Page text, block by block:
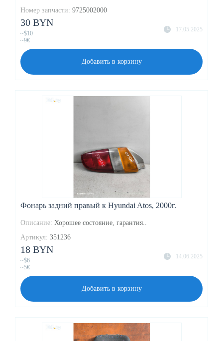
Номер запчасти: 9725002000
17.05.2025
30 BYN
~$10
~9€
Добавить в корзину
Фонарь задний правый к Hyundai Atos, 2000г.
Описание: Хорошее состояние, гарантия..
Артикул: 351236
14.06.2025
18 BYN
~$6
~5€
Добавить в корзину